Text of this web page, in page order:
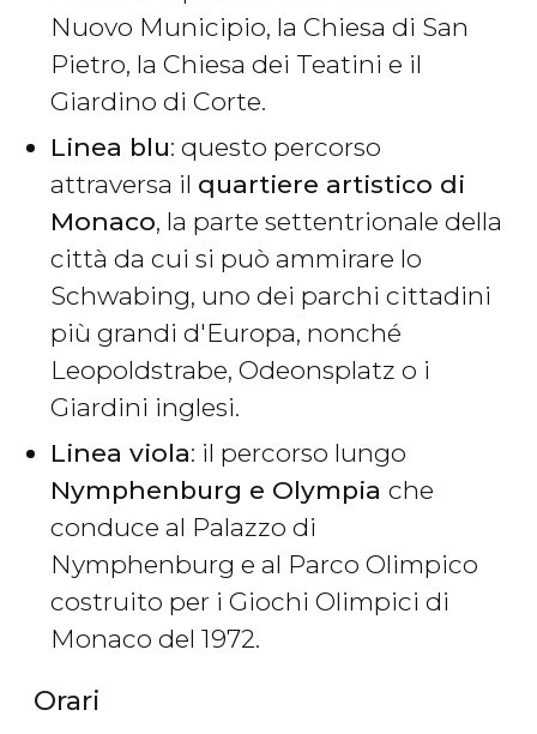
Nuovo Municipio, la Chiesa di San
Pietro, la Chiesa dei Teatini e il
Giardino di Corte.
Linea blu: questo percorso
attraversa il quartiere artistico di
Monaco, la parte settentrionale della
città da cui si può ammirare lo
Schwabing, uno dei parchi cittadini
più grandi d'Europa, nonché
Leopoldstrabe, Odeonsplatz o i
Giardini inglesi.
Linea viola: il percorso lungo
Nymphenburg e Olympia che
conduce al Palazzo di
Nymphenburg e al Parco Olimpico
costruito per i Giochi Olimpici di
Monaco del 1972.
Orari